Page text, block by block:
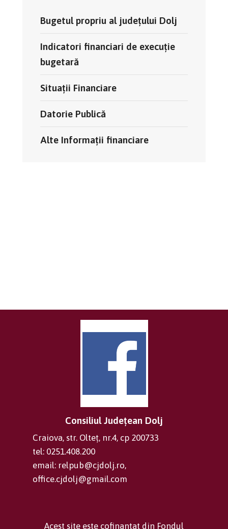
Bugetul propriu al județului Dolj
Indicatori financiari de execuție
bugetară
Situații Financiare
Datorie Publică
Alte Informații financiare
Consiliul Județean Dolj
Craiova, str. Olteț, nr.4, cp 200733
tel: 0251.408.200
email: relpub@cjdolj.ro,
office.cjdolj@gmail.com
Acest site este cofinanțat din Fondul